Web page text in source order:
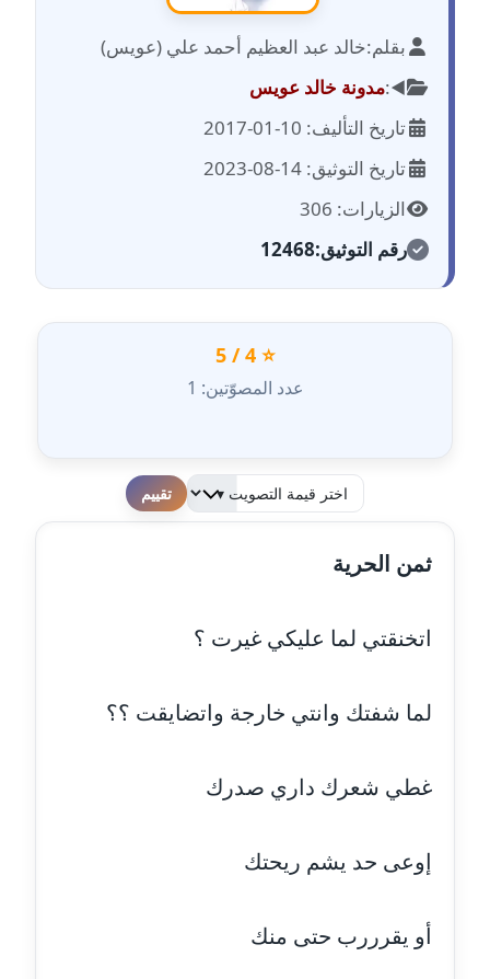
مدونة احمد الحسيني
عاملة
مدونة احمد زكريا
عاملة
مدونة أحمد زيدان
عاملة
مدونة أحمد سيد
عاملة
عاملة
عاملة
مدونة اريج الشرفا
عاملة
مدونة اسراء كمال
عاملة
مدونة اسلام أبو علم
مدونة اسماء خوجة
بقلم:خالد عبد العظيم أحمد علي (عويس)
◀️:مدونة خالد عويس
تاريخ التأليف: 10-01-2017
تاريخ التوثيق: 14-08-2023
الزيارات: 306
رقم التوثيق:12468
⭐ 4 / 5
عدد المصوّتين: 1
لطفا قم بالتقييم
ثمن الحرية
اتخنقتي لما عليكي غيرت ؟
لما شفتك وانتي خارجة واتضايقت ؟؟
غطي شعرك داري صدرك
إوعى حد يشم ريحتك
أو يقرررب حتى منك